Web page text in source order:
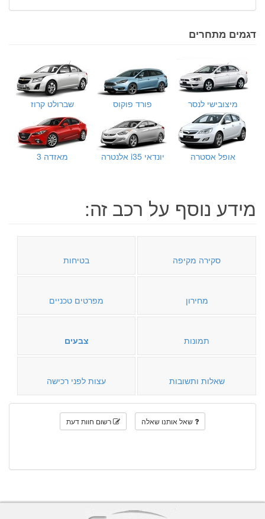
דגמים מתחרים
מיצובישי לנסר פורד פוקוס שברולט קרוז
אופל אסטרה יונדאי i35 אלנטרה מאזדה 3
מידע נוסף על רכב זה:
סקירה מקיפה בטיחות
מחירון מפרטים טכניים
תמונות צבעים
שאלות ותשובות עצות לפני רכישה
שאל אותנו שאלה רשום חוות דעת